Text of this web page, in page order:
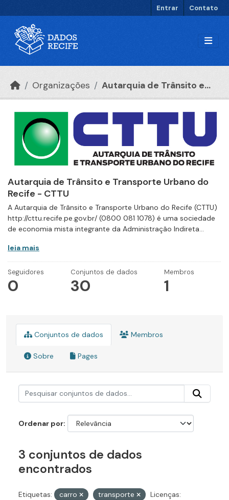
Entrar Contato
Organizações Autarquia de Trânsito e...
Autarquia de Trânsito e Transporte Urbano do
Recife - CTTU
A Autarquia de Trânsito e Transporte Urbano do Recife (CTTU)
http://cttu.recife.pe.gov.br/ (0800 081 1078) é uma sociedade
de economia mista integrante da Administração Indireta...
leia mais
Seguidores
0
Conjuntos de dados
30
Membros
1
Conjuntos de dados Membros
Sobre Pages
Ordenar por
3 conjuntos de dados
encontrados
Etiquetas: carro transporte
Licenças: